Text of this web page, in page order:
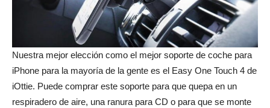
Nuestra mejor elección como el mejor soporte de coche para
iPhone para la mayoría de la gente es el Easy One Touch 4 de
iOttie. Puede comprar este soporte para que quepa en un
respiradero de aire, una ranura para CD o para que se monte